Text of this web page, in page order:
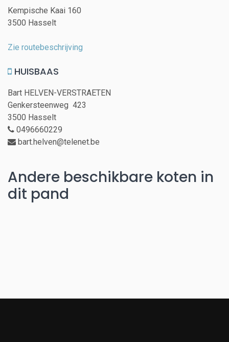
Kempische Kaai 160
3500 Hasselt
Zie routebeschrijving
HUISBAAS
Bart HELVEN-VERSTRAETEN
Genkersteenweg 423
3500 Hasselt
0496660229
bart.helven@telenet.be
Andere beschikbare koten in
dit pand